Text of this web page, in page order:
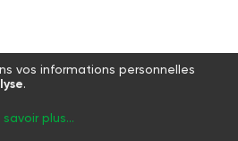
vos informations personnelles
.
savoir plus...